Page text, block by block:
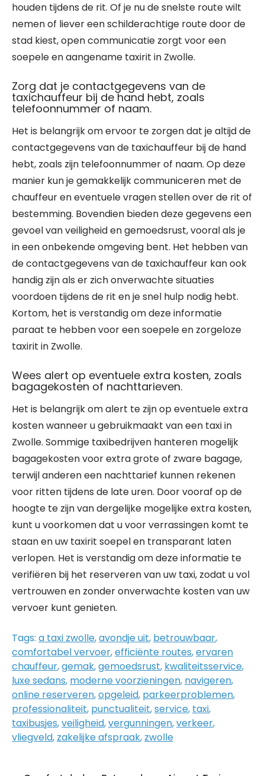
houden tijdens de rit. Of je nu de snelste route wilt
nemen of liever een schilderachtige route door de
stad kiest, open communicatie zorgt voor een
soepele en aangename taxirit in Zwolle.
Zorg dat je contactgegevens van de
taxichauffeur bij de hand hebt, zoals
telefoonnummer of naam.
Het is belangrijk om ervoor te zorgen dat je altijd de
contactgegevens van de taxichauffeur bij de hand
hebt, zoals zijn telefoonnummer of naam. Op deze
manier kun je gemakkelijk communiceren met de
chauffeur en eventuele vragen stellen over de rit of
bestemming. Bovendien bieden deze gegevens een
gevoel van veiligheid en gemoedsrust, vooral als je
in een onbekende omgeving bent. Het hebben van
de contactgegevens van de taxichauffeur kan ook
handig zijn als er zich onverwachte situaties
voordoen tijdens de rit en je snel hulp nodig hebt.
Kortom, het is verstandig om deze informatie
paraat te hebben voor een soepele en zorgeloze
taxirit in Zwolle.
Wees alert op eventuele extra kosten, zoals
bagagekosten of nachttarieven.
Het is belangrijk om alert te zijn op eventuele extra
kosten wanneer u gebruikmaakt van een taxi in
Zwolle. Sommige taxibedrijven hanteren mogelijk
bagagekosten voor extra grote of zware bagage,
terwijl anderen een nachttarief kunnen rekenen
voor ritten tijdens de late uren. Door vooraf op de
hoogte te zijn van dergelijke mogelijke extra kosten,
kunt u voorkomen dat u voor verrassingen komt te
staan en uw taxirit soepel en transparant laten
verlopen. Het is verstandig om deze informatie te
verifiëren bij het reserveren van uw taxi, zodat u vol
vertrouwen en zonder onverwachte kosten van uw
vervoer kunt genieten.
Tags: a taxi zwolle,avondje uit, betrouwbaar,
comfortabel vervoer,efficiënte routes,ervaren
chauffeur,gemak,gemoedsrust, kwaliteitsservice,
luxe sedans, moderne voorzieningen, navigeren,
online reserveren,opgeleid, parkeerproblemen,
professionaliteit, punctualiteit,service, taxi,
taxibusjes,veiligheid,vergunningen,verkeer,
vliegveld, zakelijke afspraak, zwolle